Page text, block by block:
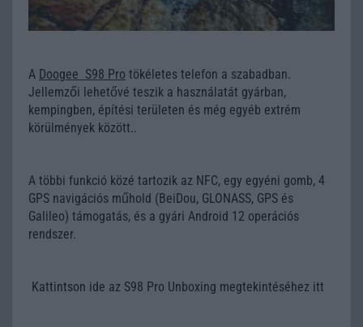
A Doogee S98 Pro tökéletes telefon a szabadban.
Jellemzői lehetővé teszik a használatát gyárban,
kempingben, építési területen és még egyéb extrém
körülmények között..
A többi funkció közé tartozik az NFC, egy egyéni gomb, 4
GPS navigációs műhold (BeiDou, GLONASS, GPS és
Galileo) támogatás, és a gyári Android 12 operációs
rendszer.
Kattintson ide az S98 Pro Unboxing megtekintéséhez itt